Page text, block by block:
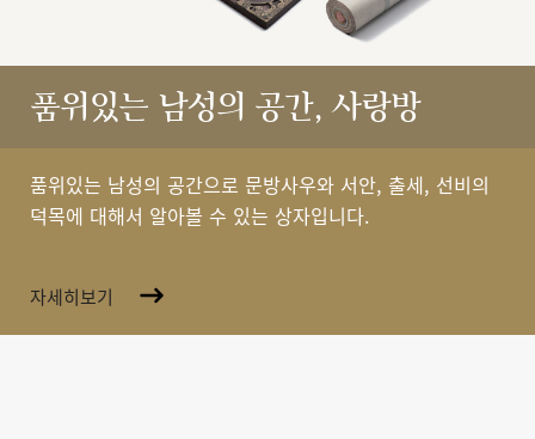
품위있는 남성의 공간, 사랑방
품위있는 남성의 공간으로 문방사우와 서안, 출세, 선비의
덕목에 대해서 알아볼 수 있는 상자입니다.
자세히보기